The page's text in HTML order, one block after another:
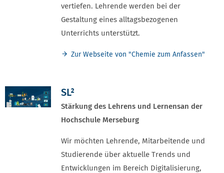
vertiefen. Lehrende werden bei der
Gestaltung eines alltagsbezogenen
Unterrichts unterstützt.
Zur Webseite von "Chemie zum Anfassen"
SL²
Stärkung des Lehrens und Lernensan der
Hochschule Merseburg
Wir möchten Lehrende, Mitarbeitende und
Studierende über aktuelle Trends und
Entwicklungen im Bereich Digitalisierung,